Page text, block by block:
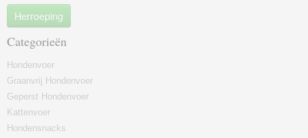
Herroeping
Categorieën
Hondenvoer
Graanvrij Hondenvoer
Geperst Hondenvoer
Kattenvoer
Hondensnacks